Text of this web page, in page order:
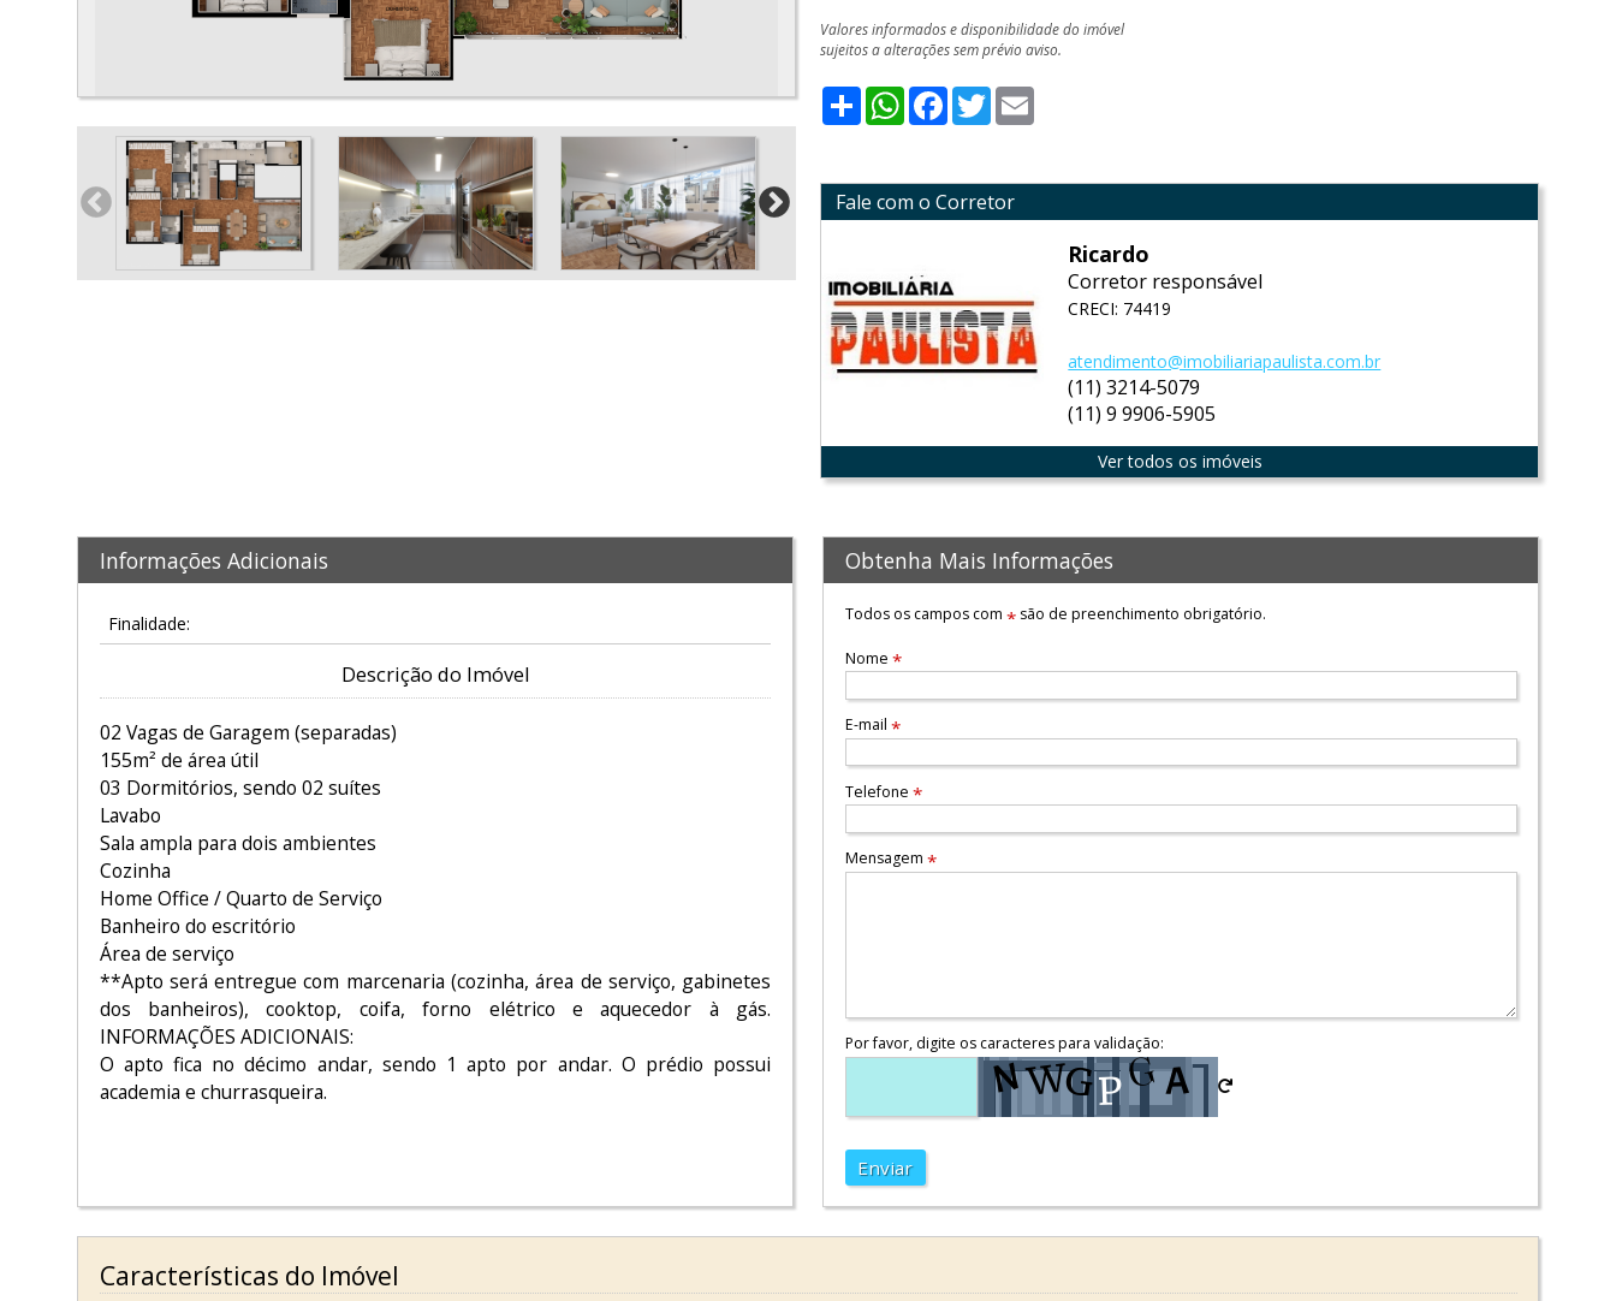
Valores informados e disponibilidade do imóvel
sujeitos a alterações sem prévio aviso.
ShareWhatsApp
Facebook
Twitter
Fale com o Corretor
Ricardo
Corretor responsável
CRECI: 74419
atendimento@imobiliariapaulista.com.br
(11) 3214-5079
(11) 9 9906-5905
Ver todos os imóveis
Informações Adicionais
Finalidade:
Descrição do Imóvel
02 Vagas de Garagem (separadas)
155m² de área útil
03 Dormitórios, sendo 02 suítes
Lavabo
Sala ampla para dois ambientes
Cozinha
Home Office / Quarto de Serviço
Banheiro do escritório
Área de serviço
**Apto será entregue com marcenaria (cozinha, área de serviço, gabinetes
dos banheiros), cooktop, coifa, forno elétrico e aquecedor à gás.
INFORMAÇÕES ADICIONAIS:
O apto fica no décimo andar, sendo 1 apto por andar. O prédio possui
academia e churrasqueira.
Obtenha Mais Informações
Todos os campos com *são de preenchimento obrigatório.
Nome *
E-mail *
Telefone *
Mensagem *
Por favor, digite os caracteres para validação:
Enviar
Características do Imóvel